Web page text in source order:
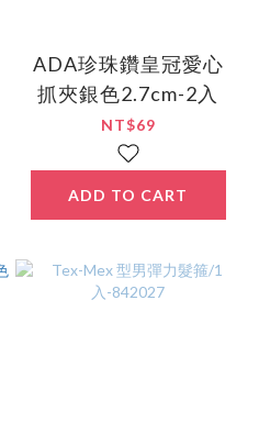
ADA珍珠鑽皇冠愛心
抓夾銀色2.7cm-2入
NT$69
ADD TO CART